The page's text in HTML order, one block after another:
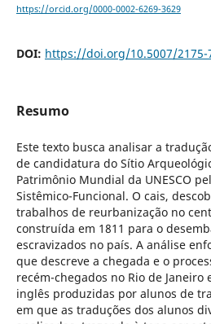
https://orcid.org/0000-0002-6269-3629
DOI: https://doi.org/10.5007/2175-
Resumo
Este texto busca analisar a
de candidatura do Sítio
Patrimônio Mundial da UNESCO
Sistêmico-Funcional. O cais,
trabalhos de reurbanização no
construída em 1811 para o
escravizados no país. A análise
que descreve a chegada e o
recém-chegados no Rio de Janeiro
inglês produzidas por alunos de
em que as traduções dos alunos